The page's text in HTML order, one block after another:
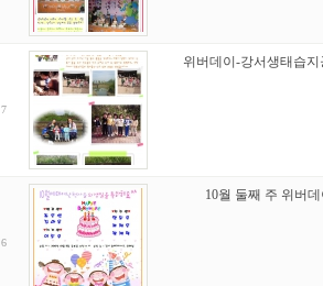
7
위버데이-강서생태습
6
10월 둘째 주 위버